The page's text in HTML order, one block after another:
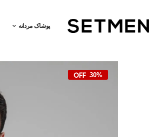
پوشاک مردانه
30%